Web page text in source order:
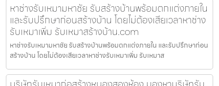
หาช่างรับเหมามหาชัย รับสร้างบ้านพร้อมตกแต่งภายใน
และรับปรึกษาก่อนสร้างบ้าน โดยไม่ต้องเสียเวลาหาช่าง
รับเหมาเพิ่ม รับเหมาสร้างบ้าน.com
หาช่างรับเหมามหาชัย รับสร้างบ้านพร้อมตกแต่งภายใน และรับปรึกษาก่อน
สร้างบ้าน โดยไม่ต้องเสียเวลาหาช่างรับเหมาเพิ่ม รับเหมาส